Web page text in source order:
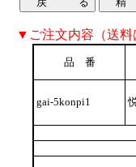
▼ご注文内容（送料
品 番
gai-5konpi1